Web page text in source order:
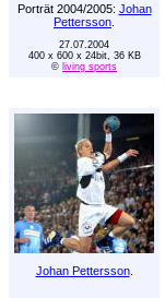
Porträt 2004/2005: Johan
Pettersson
27.07.2004
400 x 600 x 24bit, 36 KB
© living sports
Johan Pettersson.